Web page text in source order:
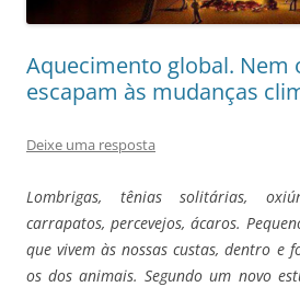
Aquecimento global. Nem
escapam às mudanças
Deixe uma resposta
Lombrigas, tênias solitárias,
carrapatos, percevejos, ácaros.
que vivem às nossas custas, dentro e
os dos animais. Segundo um novo